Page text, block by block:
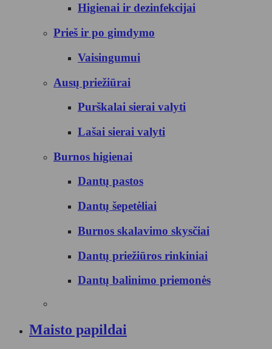
Higienai ir dezinfekcijai
Prieš ir po gimdymo
Vaisingumui
Ausų priežiūrai
Purškalai sierai valyti
Lašai sierai valyti
Burnos higienai
Dantų pastos
Dantų šepetėliai
Burnos skalavimo skysčiai
Dantų priežiūros rinkiniai
Dantų balinimo priemonės
Maisto papildai